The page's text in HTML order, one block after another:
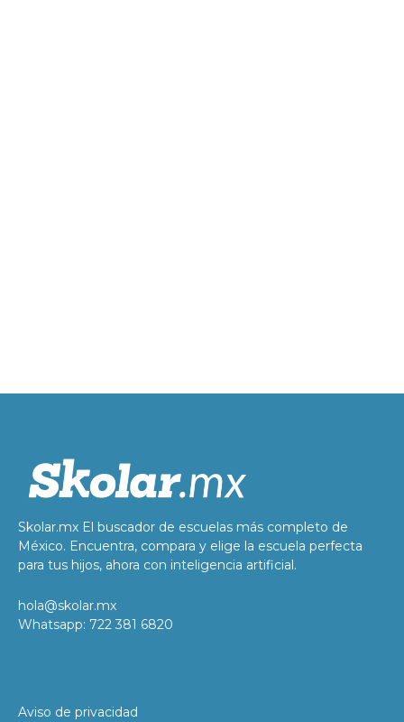
Skolar.mx El buscador de escuelas más completo de
México. Encuentra, compara y elige la escuela perfecta
para tus hijos, ahora con inteligencia artificial.
hola@skolar.mx
Whatsapp: 722 381 6820
Aviso de privacidad